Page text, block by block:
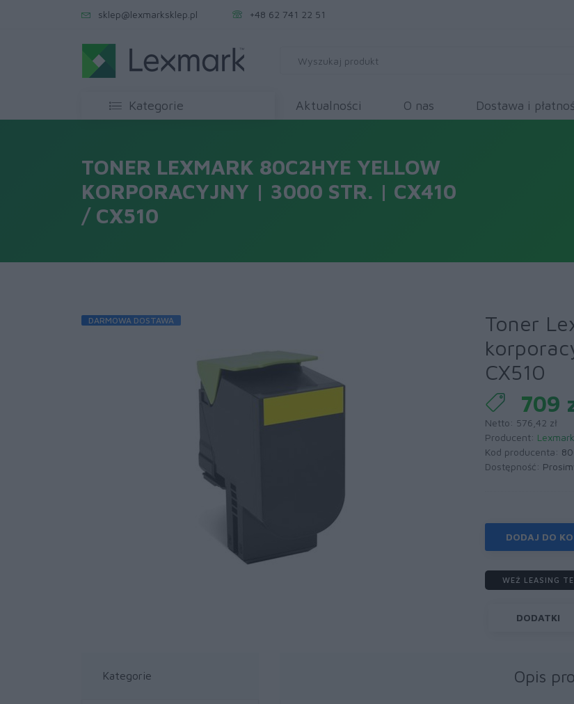
sklep@lexmarksklep.pl +48 62 741 22 51
Kategorie Aktualności O nas Dostawa i
TONER LEXMARK 80C2HYE YELLOW
KORPORACYJNY | 3000 STR. | CX410
/ CX510
DARMOWA DOSTAWA
Toner
CX510
709
Netto: 576,42 zł
Producent: Lexmark
Kod producenta:
Dostępność:
DODAJ DO
WEŹ LEASING
DODATKI
Kategorie Opis